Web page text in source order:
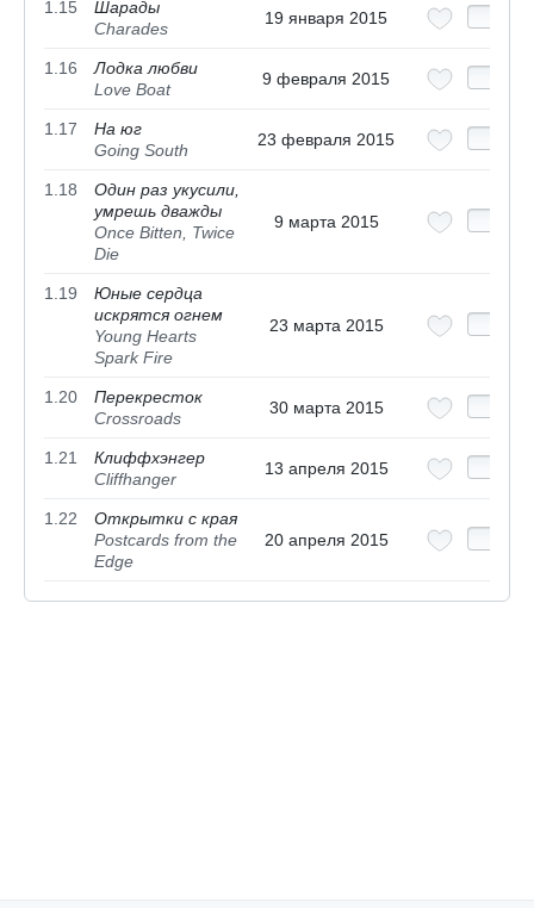
1.15
Шарады
Charades
19 января 2015
1.16
Лодка любви
Love Boat
9 февраля 2015
1.17
На юг
Going South
23 февраля 2015
1.18
Один раз укусили,
умрешь дважды
Once Bitten, Twice
Die
9 марта 2015
1.19
Юные сердца
искрятся огнем
Young Hearts
Spark Fire
23 марта 2015
1.20
Перекресток
Crossroads
30 марта 2015
1.21
Клиффхэнгер
Cliffhanger
13 апреля 2015
1.22
Открытки с края
Postcards from the
Edge
20 апреля 2015